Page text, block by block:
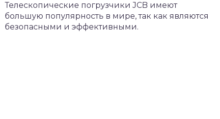
Телескопические погрузчики JCB имеют
большую популярность в мире, так как являются
безопасными и эффективными.